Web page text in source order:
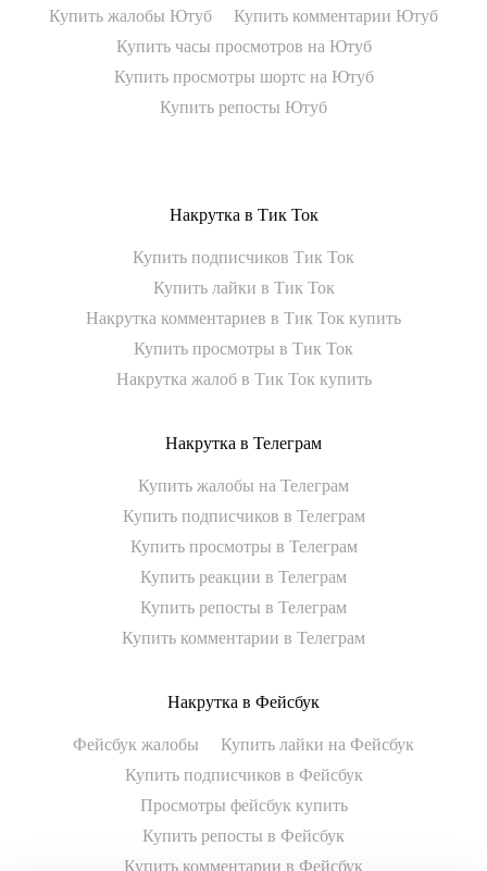
Купить жалобы Ютуб
Купить комментарии Ютуб
Купить часы просмотров на Ютуб
Купить просмотры шортс на Ютуб
Купить репосты Ютуб
Накрутка в Тик Ток
Купить подписчиков Тик Ток
Купить лайки в Тик Ток
Накрутка комментариев в Тик Ток купить
Купить просмотры в Тик Ток
Накрутка жалоб в Тик Ток купить
Накрутка в Телеграм
Купить жалобы на Телеграм
Купить подписчиков в Телеграм
Купить просмотры в Телеграм
Купить реакции в Телеграм
Купить репосты в Телеграм
Купить комментарии в Телеграм
Накрутка в Фейсбук
Фейсбук жалобы
Купить лайки на Фейсбук
Купить подписчиков в Фейсбук
Просмотры фейсбук купить
Купить репосты в Фейсбук
Купить комментарии в Фейсбук